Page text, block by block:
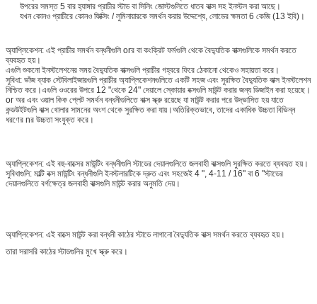
উপরের সমস্ত 5 বার হ্যাঙ্গার প্রাচীর স্টাড বা সিলিং জোস্টগুলিতে ধাতব বাক্স সহ ইনস্টল করা আছে।
যখন কোনও প্রাচীরে কোনও ফিক্সিং / লুমিনায়ারকে সমর্থন করার উদ্দেশ্যে, লোডের ক্ষমতা 6 কেজি (13 ইবি)।
অ্যাপ্লিকেশন: এই প্রাচীর সমর্থন বন্ধনীগুলি orর বা কংক্রিট ফর্মগুলি থেকে বৈদ্যুতিক বাক্সগুলিকে সমর্থন করতে
ব্যবহৃত হয়।
এগুলি শুকনো ইনস্টলেশনের সময় বৈদ্যুতিক বাক্সগুলি প্রাচীর গহ্বরে ফিরে ঠেকানো থেকেও সহায়তা করে।
সুবিধা: ভাঁজ ব্যাক স্টেবিলাইজারগুলি প্রাচীর অ্যাপ্লিকেশনগুলিতে একটি সহজ এবং সুরক্ষিত বৈদ্যুতিক বাক্স ইনস্টলেশন
নিশ্চিত করে।এগুলি ওওরের উপরে 12 "থেকে 24" দেয়ালে স্কোয়ার বক্সগুলি মাউন্ট করার জন্য ডিজাইন করা হয়েছে।
or অর এবং ওয়াল কিক প্লেট সমর্থন বন্ধনীগুলিতে বাক্স স্ক্রু রয়েছে যা মাউন্ট করার পরে উদ্ভাসিত হয় যাতে
কন্ডউইটগুলি বাক্স খোলার সামনের অংশ থেকে সুরক্ষিত করা যায়।অতিরিক্তভাবে, তাদের একাধিক উচ্চতা বিভিন্ন
ধরণের nর উচ্চতা সংযুক্ত করে।
অ্যাপ্লিকেশন: এই বহু-বাক্সের মাউন্টিং বন্ধনীগুলি স্টাডের দেয়ালগুলিতে জলবাহী বাক্সগুলি সুরক্ষিত করতে ব্যবহৃত হয়।
সুবিধাগুলি: মাল্টি বক্স মাউন্টিং বন্ধনীগুলি ইনস্টলারটিকে দ্রুত এবং সহজেই 4 ", 4-11 / 16" বা 6 "স্টাডের
দেয়ালগুলিতে বর্গক্ষেত্র জলবাহী বাক্সগুলি মাউন্ট করার অনুমতি দেয়।
অ্যাপ্লিকেশন: এই বাক্সে মাউন্ট করা বন্ধনী কাঠের স্টাডে লাগানো বৈদ্যুতিক বাক্স সমর্থন করতে ব্যবহৃত হয়।
তারা সরাসরি কাঠের স্টাডগুলির মুখে স্ক্রু করে।